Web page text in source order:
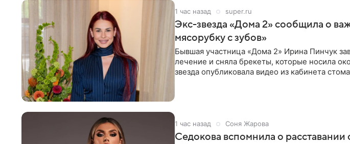
1 час назад super.ru
Экс-звезда «Дома 2» сообщила о
мясорубку с зубов»
Бывшая участница «Дома 2» Ирина Пинчук
лечение и сняла брекеты, которые носила
звезда опубликовала видео из кабинета
1 час назад Соня Жарова
Седокова вспомнила о